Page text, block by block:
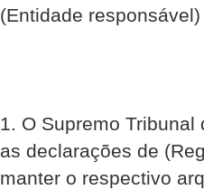
(Entidade responsável)
1. O Supremo
as declarações de
manter o respectivo